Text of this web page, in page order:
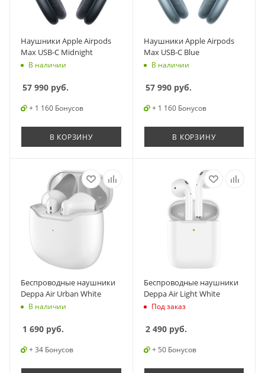
Наушники Apple Airpods
Max USB-C Midnight
В наличии
57 990 руб.
+ 1 160 Бонусов
В КОРЗИНУ
Наушники Apple Airpods
Max USB-C Blue
В наличии
57 990руб.
+ 1 160 Бонусов
В КОРЗИНУ
Беспроводные наушники
Deppa Air Urban White
В наличии
1 690 руб.
+ 34 Бонусов
Беспроводные наушники
Deppa Air Light White
Под заказ
2 490руб.
+ 50 Бонусов